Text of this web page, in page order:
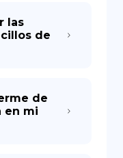
las
de
de
en mi